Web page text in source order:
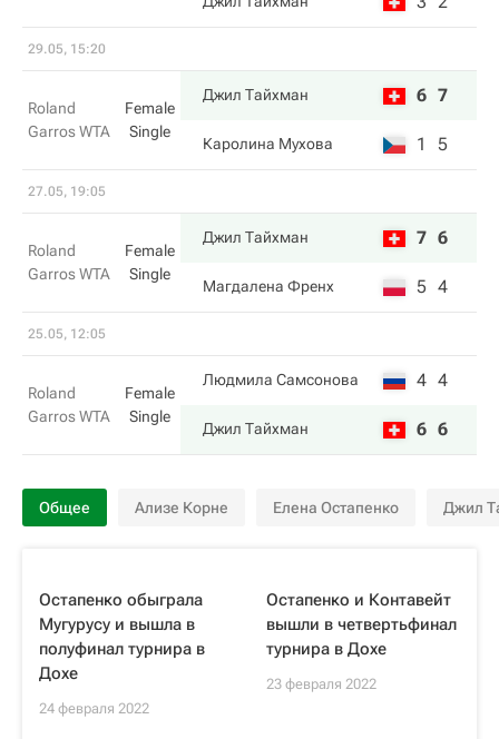
29.05, 15:20
Roland
Garros WTA
Female
Single
Джил Тайхман 6 7
Каролина Мухова 1 5
27.05, 19:05
Roland
Garros WTA
Female
Single
Джил Тайхман 7 6
Магдалена Френх 5 4
25.05, 12:05
Roland
Garros WTA
Female
Single
Людмила Самсонова 4 4
Джил Тайхман 6 6
Общее Ализе Корне Елена Остапенко Джил
Остапенко обыграла
Мугурусу и вышла в
полуфинал турнира в
Дохе
24 февраля 2022
Остапенко и Контавейт
вышли в четвертьфинал
турнира в Дохе
23 февраля 2022